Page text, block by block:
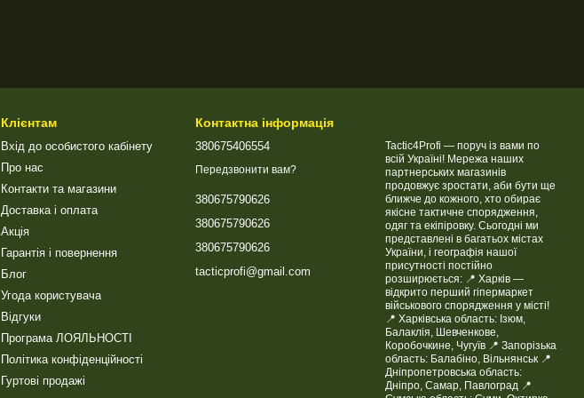
Клієнтам
Вхід до особистого кабінету
Про нас
Контакти та магазини
Доставка і оплата
Акція
Гарантія і повернення
Блог
Угода користувача
Відгуки
Програма ЛОЯЛЬНОСТІ
Політика конфіденційності
Гуртові продажі
Контактна інформація
380675406554
Передзвонити вам?
380675790626
380675790626
380675790626
tacticprofi@gmail.com
Tactic4Profi — поруч із вами по
всій Україні! Мережа наших
партнерських магазинів
продовжує зростати, аби бути ще
ближче до кожного, хто обирає
якісне тактичне спорядження,
одяг та екіпіровку. Сьогодні ми
представлені в багатьох містах
України, і географія нашої
присутності постійно
розширюється: 📍 Харків —
відкрито перший гіпермаркет
військового спорядження у місті!
📍 Харківська область: Ізюм,
Балаклія, Шевченкове,
Коробочкине, Чугуїв 📍 Запорізька
область: Балабіно, Вільнянськ 📍
Дніпропетровська область:
Дніпро, Самар, Павлоград 📍